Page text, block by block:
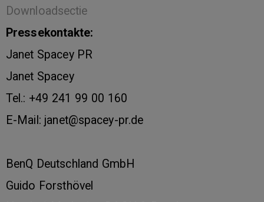
Downloadsectie
Pressekontakte:
Janet Spacey PR
Janet Spacey
Tel.: +49 241 99 00 160
E-Mail: janet@spacey-pr.de
BenQ Deutschland GmbH
Guido Forsthövel